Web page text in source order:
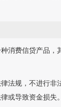
消费信贷产品
法规，不进行
或导致资金损